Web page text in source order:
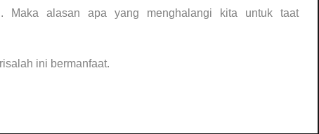
Maka alasan apa yang menghalangi kita untuk taat
ini bermanfaat.